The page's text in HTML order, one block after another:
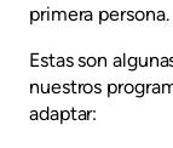
primera persona.
Estas son
nuestros
adaptar: